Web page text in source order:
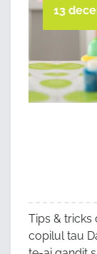
13
Tips & tricks
copilul tau